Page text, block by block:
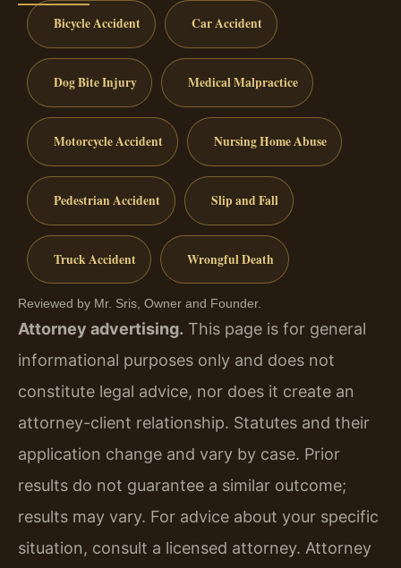
Bicycle Accident Car Accident
Dog Bite Injury Medical Malpractice
Motorcycle Accident Nursing Home Abuse
Pedestrian Accident Slip and Fall
Truck Accident Wrongful Death
Reviewed by Mr. Sris, Owner and Founder.
Attorney advertising. This page is for general
informational purposes only and does not
constitute legal advice, nor does it create an
attorney-client relationship. Statutes and their
application change and vary by case. Prior
results do not guarantee a similar outcome;
results may vary. For advice about your specific
situation, consult a licensed attorney. Attorney